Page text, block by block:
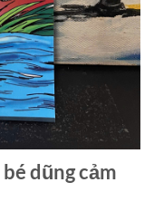
dũng cảm